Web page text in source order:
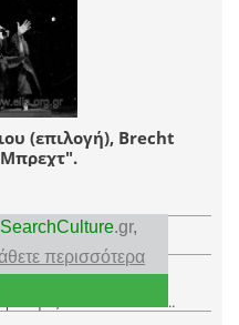
SearchCulture.gr,
περισσότερα
(επιλογή), Brecht